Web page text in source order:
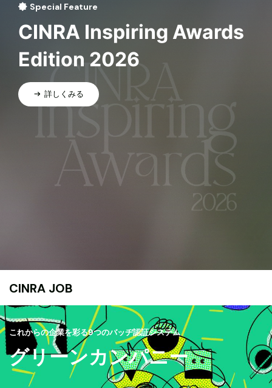
Special Feature
CINRA Inspiring Awards
Edition 2026
詳しくみる
CINRA JOB
これからの企業を彩る9つのバッヂ認証システム
グリーンカンパニー